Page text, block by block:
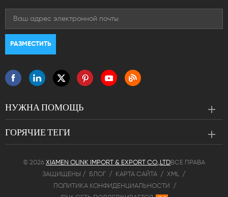
НУЖНА ПОМОЩЬ
ГОРЯЧИЕ ТЕГИ
© 2026 XIAMEN OLINK IMPORT & EXPORT CO.,LTDВСЕ ПРАВА
ЗАЩИЩЕНЫ /
БЛОГ / КАРТА САЙТА / XML /
ПОЛИТИКА КОНФИДЕНЦИАЛЬНОСТИ
/